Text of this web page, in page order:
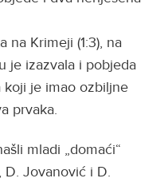
na Krimeji (1:3), na
je izazvala i pobjeda
koji je imao ozbiljne
prvaka.
mladi „domaći“
D. Jovanović i D.